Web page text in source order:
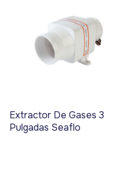
Extractor De Gases 3
Pulgadas Seaflo